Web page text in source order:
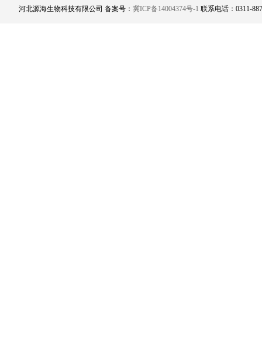
河北源海生物科技有限公司 备案号： 冀ICP备14004374号-1 联系电话：0311-